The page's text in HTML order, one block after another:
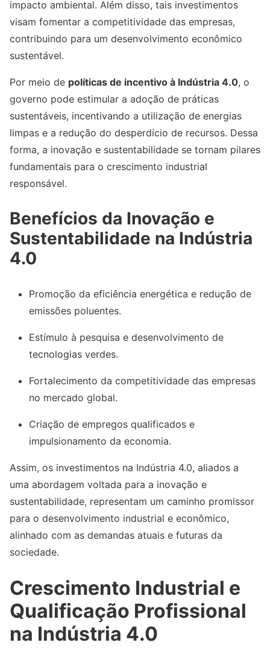
impacto ambiental. Além disso, tais investimentos
visam fomentar a competitividade das empresas,
contribuindo para um desenvolvimento econômico
sustentável.
Por meio de políticas de incentivo à Indústria 4.0, o
governo pode estimular a adoção de práticas
sustentáveis, incentivando a utilização de energias
limpas e a redução do desperdício de recursos. Dessa
forma, a inovação e sustentabilidade se tornam pilares
fundamentais para o crescimento industrial
responsável.
Benefícios da Inovação e
Sustentabilidade na Indústria
4.0
Promoção da eficiência energética e redução de
emissões poluentes.
Estímulo à pesquisa e desenvolvimento de
tecnologias verdes.
Fortalecimento da competitividade das empresas
no mercado global.
Criação de empregos qualificados e
impulsionamento da economia.
Assim, os investimentos na Indústria 4.0, aliados a
uma abordagem voltada para a inovação e
sustentabilidade, representam um caminho promissor
para o desenvolvimento industrial e econômico,
alinhado com as demandas atuais e futuras da
sociedade.
Crescimento Industrial e
Qualificação Profissional
na Indústria 4.0